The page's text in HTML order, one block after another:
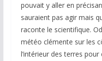
pouvait y aller en
sauraient pas agir mais
raconte le scientifique.
météo clémente sur les
l’intérieur des terres